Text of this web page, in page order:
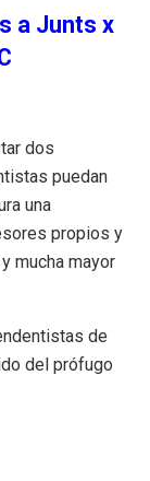
a Junts x
dos
puedan
una
propios y
mucha mayor
de
del prófugo